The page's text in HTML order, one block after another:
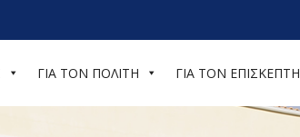
ΓΙΑ ΤΟΝ ΠΟΛΙΤΗ ΓΙΑ ΤΟΝ ΕΠΙΣΚΕΠΤΗ